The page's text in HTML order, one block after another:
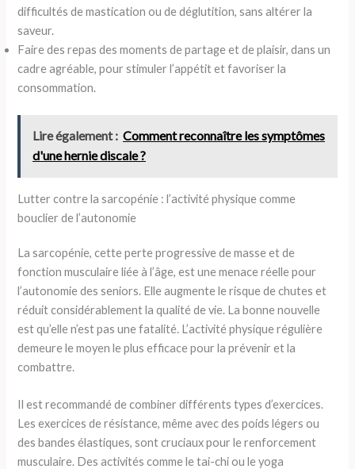
difficultés de mastication ou de déglutition, sans altérer la
saveur.
Faire des repas des moments de partage et de plaisir, dans un
cadre agréable, pour stimuler l’appétit et favoriser la
consommation.
Lire également : Comment reconnaître les symptômes
d'une hernie discale ?
Lutter contre la sarcopénie : l’activité physique comme
bouclier de l’autonomie
La sarcopénie, cette perte progressive de masse et de
fonction musculaire liée à l’âge, est une menace réelle pour
l’autonomie des seniors. Elle augmente le risque de chutes et
réduit considérablement la qualité de vie. La bonne nouvelle
est qu’elle n’est pas une fatalité. L’activité physique régulière
demeure le moyen le plus efficace pour la prévenir et la
combattre.
Il est recommandé de combiner différents types d’exercices.
Les exercices de résistance, même avec des poids légers ou
des bandes élastiques, sont cruciaux pour le renforcement
musculaire. Des activités comme le tai-chi ou le yoga